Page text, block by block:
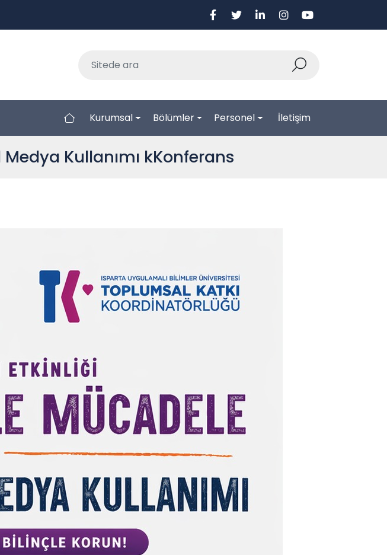
Kurumsal Bölümler Personel İletişim
Kullanımı kKonferans